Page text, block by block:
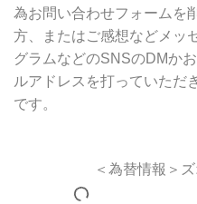
為お問い合わせフォームを
方、またはご感想などメッ
グラムなどのSNSのDMか
ルアドレスを打っていただ
です。
＜為替情報＞